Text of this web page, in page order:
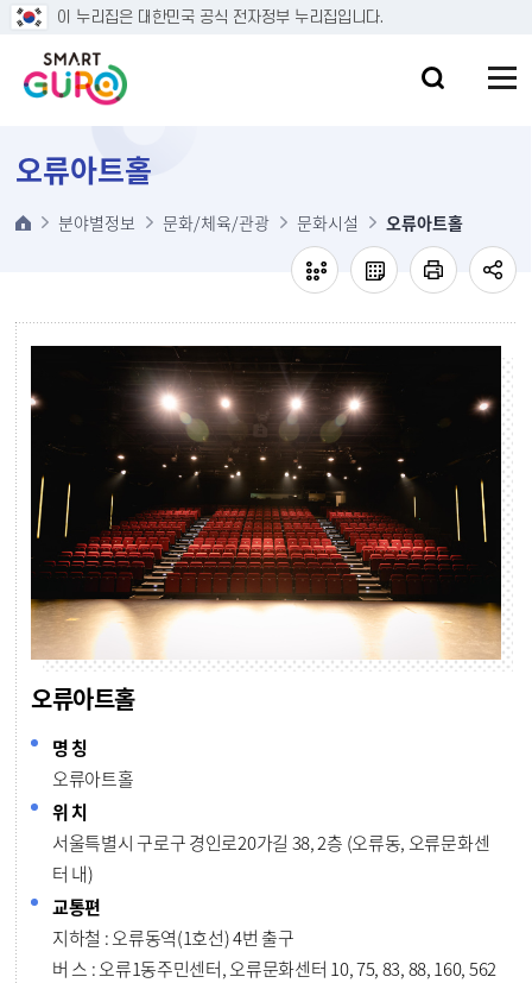
본문 바로가기
이 누리집은 대한민국 공식 전자정부 누리집입니다.
오류아트홀
분야별정보 문화/체육/관광 문화시설 오류아트홀
오류아트홀
명 칭
오류아트홀
위 치
서울특별시 구로구 경인로20가길 38, 2층 (오류동, 오류문화센
터 내)
교통편
지하철 : 오류동역(1호선) 4번 출구
버 스 : 오류1동주민센터, 오류문화센터 10, 75, 83, 88, 160, 562